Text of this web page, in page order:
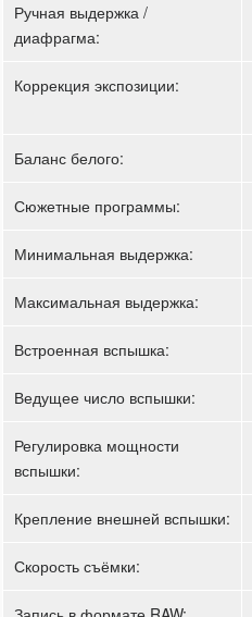
Ручная выдержка /
диафрагма:
Коррекция экспозиции:
Баланс белого:
Сюжетные программы:
Минимальная выдержка:
Максимальная выдержка:
Встроенная вспышка:
Ведущее число вспышки:
Регулировка мощности
вспышки:
Крепление внешней вспышки:
Скорость съёмки: